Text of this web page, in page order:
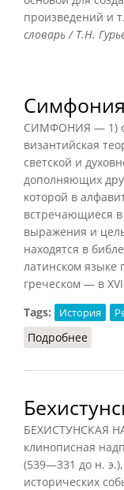
произведений и
словарь / Т.Н.
Симфония
СИМФОНИЯ — 1)
византийская
светской и
дополняющих
которой в
встречающиеся
выражения и
находятся в
латинском языке
греческом — в
Tags:
История
Подробнее
БЕХИСТУНСКАЯ
клинописная
(539—331 до н.
исторических